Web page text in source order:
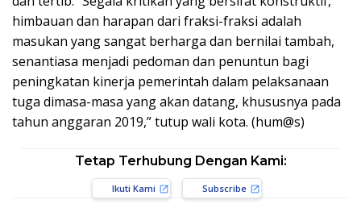
himbauan dan harapan dari fraksi-fraksi adalah
masukan yang sangat berharga dan bernilai tambah,
senantiasa menjadi pedoman dan penuntun bagi
peningkatan kinerja pemerintah dalam pelaksanaan
tuga dimasa-masa yang akan datang, khususnya pada
tahun anggaran 2019,” tutup wali kota. (hum@s)
Tetap Terhubung Dengan Kami:
Ikuti Kami Subscribe